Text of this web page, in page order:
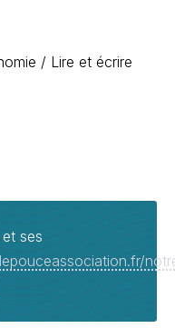
/ Lire et écrire
ses